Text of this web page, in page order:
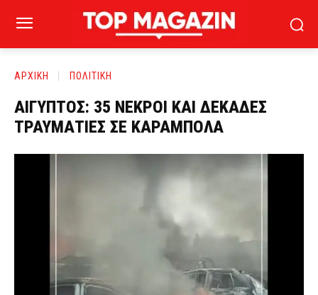
ΑΡΧΙΚΗ ΠΟΛΙΤΙΚΗ
ΑΙΓΥΠΤΟΣ: 35 ΝΕΚΡΟΙ ΚΑΙ ΔΕΚΑΔΕΣ
ΤΡΑΥΜΑΤΙΕΣ ΣΕ ΚΑΡΑΜΠΟΛΑ